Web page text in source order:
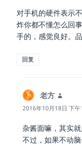
对手机的硬件表示
炸你都不懂怎么回
手的，感觉良好。
回复
老方
道：
2016年10月18日 下
杂酱面嘛，其实
不过，如果不动